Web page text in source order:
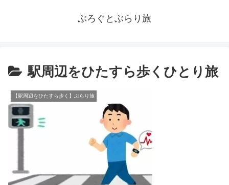
ぶろぐとぶらり旅
駅周辺をひたすら歩くひとり旅
【駅周辺をひたすら歩く】ぶらり旅